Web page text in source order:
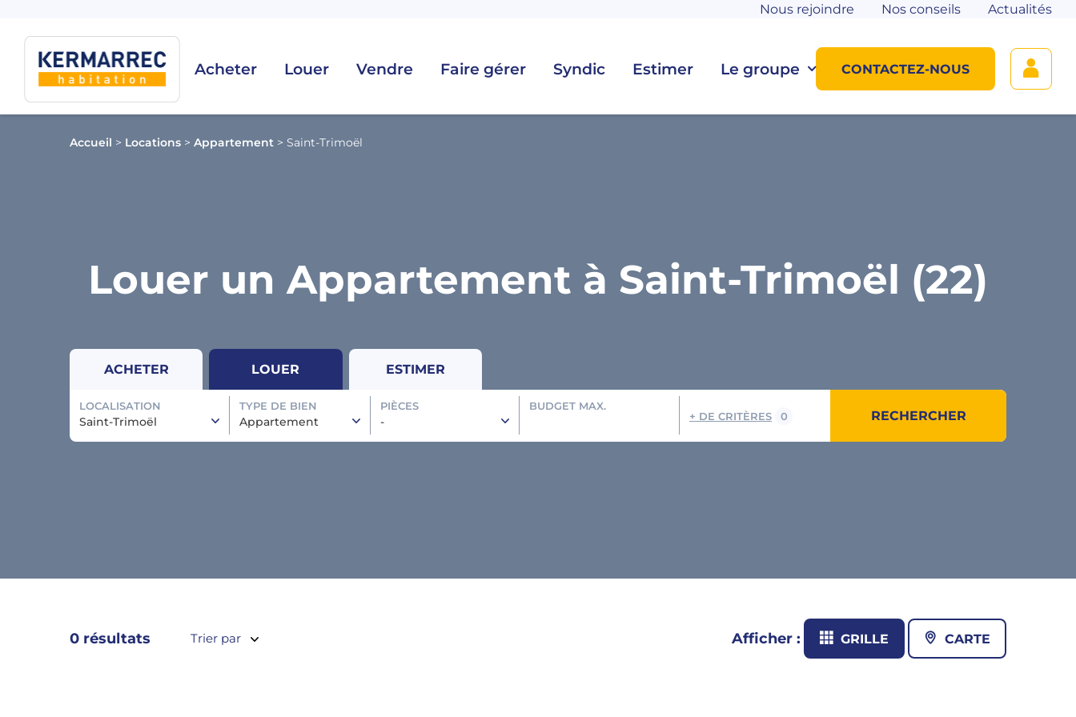
Acheter Louer Vendre Faire gérer Syndic Estimer Le groupe
Nous rejoindre Nos conseils Actualités
CONTACTEZ-NOUS
Accueil > Locations > Appartement > Saint-Trimoël
Louer un Appartement à Saint-Trimoël (22)
ACHETER LOUER ESTIMER
LOCALISATION
Saint-Trimoël
TYPE DE BIEN
Appartement
PIÈCES
-
BUDGET MAX.
+ DE CRITÈRES 0 RECHERCHER
0 résultats Trier par Afficher : GRILLE CARTE